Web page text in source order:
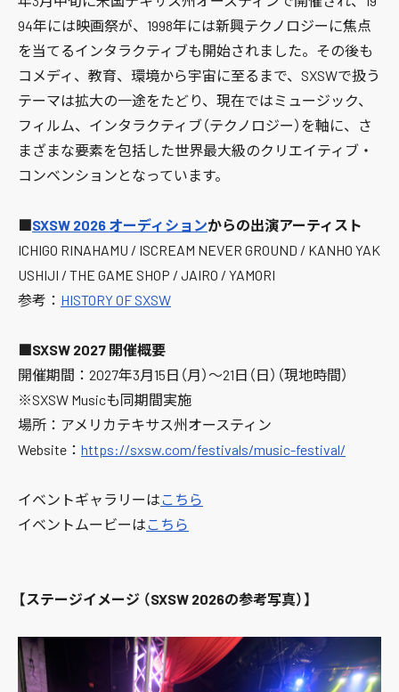
94年には映画祭が、1998年には新興テクノロジーに焦点
を当てるインタラクティブも開始されました。その後も
コメディ、教育、環境から宇宙に至るまで、SXSWで扱う
テーマは拡大の一途をたどり、現在ではミュージック、
フィルム、インタラクティブ（テクノロジー）を軸に、さ
まざまな要素を包括した世界最大級のクリエイティブ・
コンベンションとなっています。
■SXSW 2026 オーディションからの出演アーティスト
ICHIGO RINAHAMU / ISCREAM NEVER GROUND / KANHO YAK
USHIJI / THE GAME SHOP / JAIRO / YAMORI
参考： HISTORY OF SXSW
■SXSW 2027 開催概要
開催期間：2027年3月15日（月）〜21日（日）（現地時間）
※SXSW Musicも同期間実施
場所：アメリカテキサス州オースティン
Website： https://sxsw.com/festivals/music-festival/
イベントギャラリーは こちら
イベントムービーは こちら
【ステージイメージ （SXSW 2026の参考写真）】